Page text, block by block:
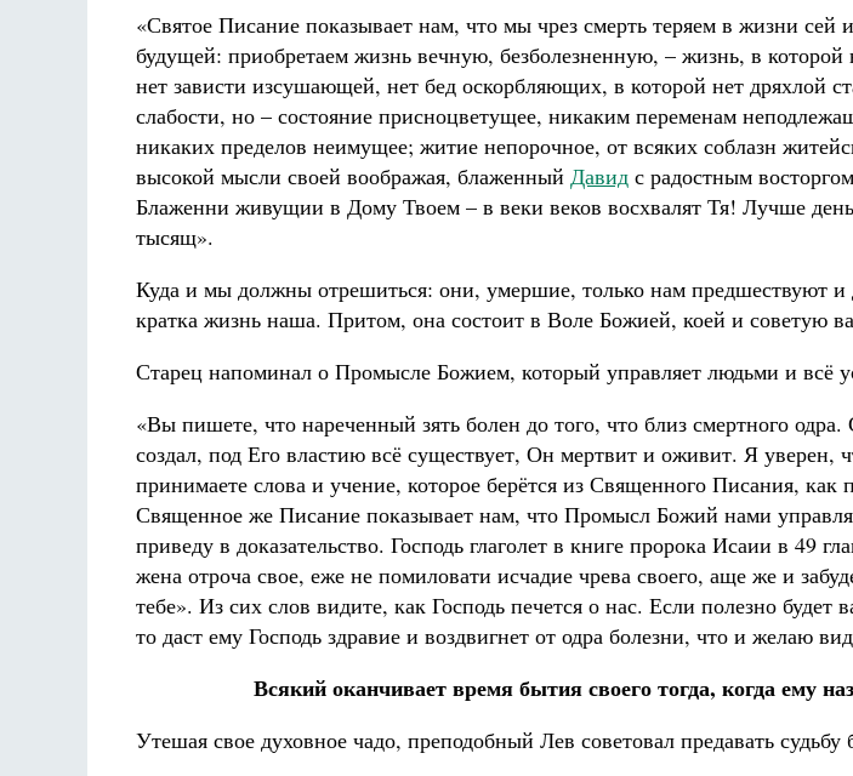
«Святое Писание показывает нам, что мы чрез смерть теряем в жизни сей
будущей: приобретаем жизнь вечную, безболезненную, – жизнь, в
нет зависти изсушающей, нет бед оскорбляющих, в которой нет дряхлой
слабости, но – состояние присноцветущее, никаким переменам
никаких пределов неимущее; житие непорочное, от всяких соблазн
высокой мысли своей воображая, блаженный Давид с радостным
Блаженни живущии в Дому Твоем – в веки веков восхвалят Тя! Лучше
тысящ».
Куда и мы должны отрешиться: они, умершие, только нам предшествуют и
кратка жизнь наша. Притом, она состоит в Воле Божией, коей и советую
Старец напоминал о Промысле Божием, который управляет людьми и всё
«Вы пишете, что нареченный зять болен до того, что близ смертного одра.
создал, под Его властию всё существует, Он мертвит и оживит. Я уверен,
принимаете слова и учение, которое берётся из Священного Писания, как
Священное же Писание показывает нам, что Промысл Божий нами
приведу в доказательство. Господь глаголет в книге пророка Исаии в 49
жена отроча свое, еже не помиловати исчадие чрева своего, аще же и
тебе». Из сих слов видите, как Господь печется о нас. Если полезно будет
то даст ему Господь здравие и воздвигнет от одра болезни, что и желаю
Всякий оканчивает время бытия своего тогда, когда ему
Утешая свое духовное чадо, преподобный Лев советовал предавать